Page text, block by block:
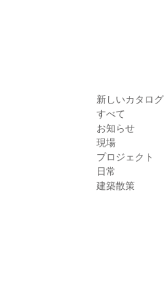
新しいカタログ
すべて
お知らせ
現場
プロジェクト
日常
建築散策